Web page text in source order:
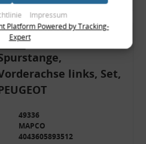
links, Set,
49336
MAPCO
4043605893512
der Dienste gesammelt haben
Geräte). Ihre Einwilligung zur
Pixeln können Sie jederzeit
den Datenschutz-Button links
entsprechenden Anpassungen
durch unsere Partner:
zur Auswahl von Werbeanzeigen
Werbung
personalisierter Werbung
Impressum
Platform Powered by Tracking-
Expert